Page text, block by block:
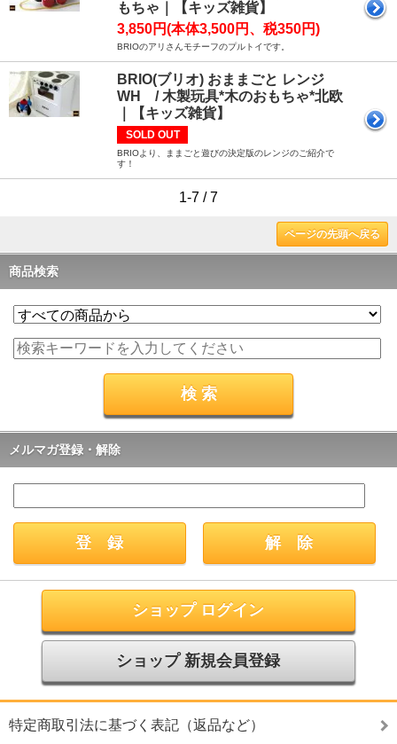
もちゃ｜【キッズ雑貨】
3,850円(本体3,500円、税350円)
BRIOのアリさんモチーフのプルトイです。
BRIO(ブリオ) おままごと レンジ
WH / 木製玩具*木のおもちゃ*北欧
｜【キッズ雑貨】
SOLD OUT
BRIOより、ままごと遊びの決定版のレンジのご紹介で
す！
1-7 / 7
ページの先頭へ戻る
商品検索
メルマガ登録・解除
ショップ ログイン
ショップ 新規会員登録
特定商取引法に基づく表記（返品など）